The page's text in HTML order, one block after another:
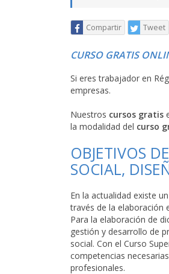
Compartir Tweet
CURSO GRATIS
Si eres trabajador en
empresas.
Nuestros cursos gratis
la modalidad del curso
OBJETIVOS
SOCIAL,
En la actualidad existe
través de la elaboración
Para la elaboración de
gestión y desarrollo de
social. Con el Curso
competencias
profesionales.